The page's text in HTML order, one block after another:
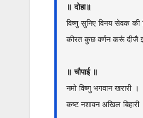
o
k
r
p
t
m
॥ दोहा॥
विष्णु सुनिए विनय सेवक की
कीरत कुछ वर्णन करूं दीजै
॥ चौपाई ॥
नमो विष्णु भगवान खरारी ।
कष्ट नशावन अखिल बिहारी